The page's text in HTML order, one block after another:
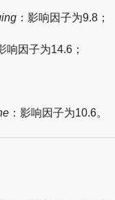
：影响因子为9.8；
响因子为14.6；
：影响因子为10.6。